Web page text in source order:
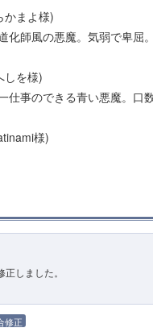
かまよ様)
師風の悪魔。気弱で卑屈
しを様)
事のできる青い悪魔。口
様)
しました。
修正